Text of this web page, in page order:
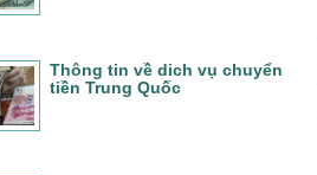
Thông tin về dich vụ chuyển
tiền Trung Quốc